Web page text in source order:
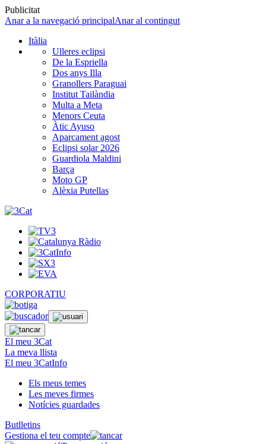
Publicitat
Anar a la navegació principalAnar al contingut
Itàlia
Ulleres eclipsi
De la Espriella
Dos anys Illa
Granollers Paraguai
Institut Tailàndia
Multa a Meta
Menors Ceuta
Àtic Ayuso
Aparcament agost
Eclipsi solar 2026
Guardiola Maldini
Barça
Moto GP
Alèxia Putellas
CORPORATIU
El meu 3Cat
La meva llista
El meu 3CatInfo
Els meus temes
Les meves firmes
Notícies guardades
Butlletins
Gestiona el teu compte